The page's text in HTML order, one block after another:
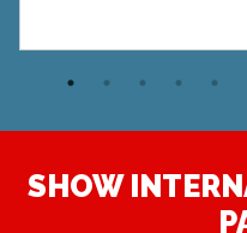
SHOW